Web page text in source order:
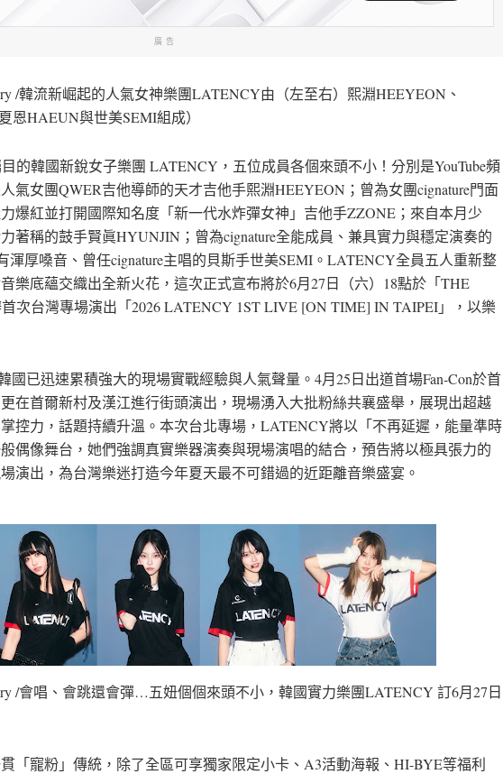
廣告
/韓流新崛起的人氣女神樂團LATENCY由（左至右）熙淵HEEYEON、
恩HAEUN與世美SEMI組成）
的韓國新銳女子樂團 LATENCY，五位成員各個來頭不小！分別是YouTube頻
氣女團QWER吉他導師的天才吉他手熙淵HEEYEON；曾為女團cignature門面
爆紅並打開國際知名度「新一代水炸彈女神」吉他手ZZONE；來自本月少
著稱的鼓手賢眞HYUNJIN；曾為cignature全能成員、兼具實力與穩定演奏的
厚嗓音、曾任cignature主唱的貝斯手世美SEMI。LATENCY全員五人重新整
樂底蘊交織出全新火花，這次正式宣布將於6月27日（六）18點於「THE
次台灣專場演出「2026 LATENCY 1ST LIVE [ON TIME] IN TAIPEI」，以樂
國已迅速累積強大的現場實戰經驗與人氣聲量。4月25日出道首場Fan-Con於首
在首爾新村及漢江進行街頭演出，現場湧入大批粉絲共襄盛舉，展現出超越
控力，話題持續升溫。本次台北專場，LATENCY將以「不再延遲，能量準時
偶像舞台，她們強調真實樂器演奏與現場演唱的結合，預告將以極具張力的
演出，為台灣樂迷打造今年夏天最不可錯過的近距離音樂盛宴。
/會唱、會跳還會彈…五妞個個來頭不小，韓國實力樂團LATENCY 訂6月27日
「寵粉」傳統，除了全區可享獨家限定小卡、A3活動海報、HI-BYE等福利